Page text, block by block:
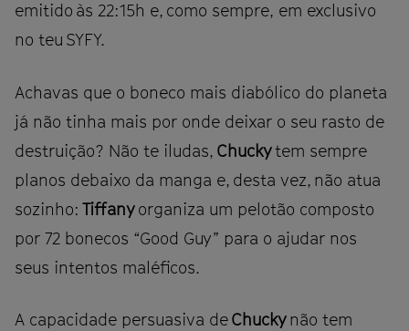
emitido às 22:15h e, como sempre, em exclusivo
no teu SYFY.
Achavas que o boneco mais diabólico do planeta
já não tinha mais por onde deixar o seu rasto de
destruição? Não te iludas, Chuckytem sempre
planos debaixo da manga e, desta vez, não atua
sozinho: Tiffanyorganiza um pelotão composto
por 72 bonecos “Good Guy” para o ajudar nos
seus intentos maléficos.
A capacidade persuasiva deChuckynão tem